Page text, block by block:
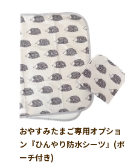
おやすみたまご専用オプショ
ン『ひんやり防水シーツ』(ポ
ーチ付き)